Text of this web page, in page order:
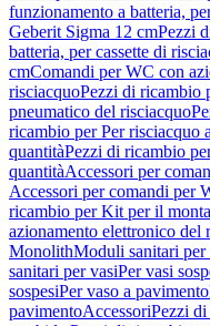
funzionamento a batteria,
Geberit Sigma 12 cmPezzi
batteria, per cassette di
cmComandi per WC con
risciacquoPezzi di ricambio
pneumatico del risciacquo
ricambio per Per risciacquo
quantitàPezzi di ricambio
quantitàAccessori per
Accessori per comandi per
ricambio per Kit per il
azionamento elettronico del
MonolithModuli sanitari per
sanitari per vasiPer vasi
sospesiPer vaso a pavimento
pavimentoAccessoriPezzi